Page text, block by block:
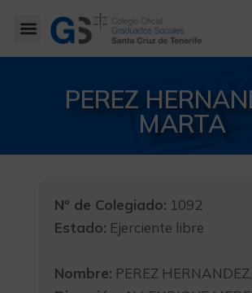
PEREZ
MARTA
Nº de Colegiado: 1092
Estado: Ejerciente libre
Nombre: PEREZ